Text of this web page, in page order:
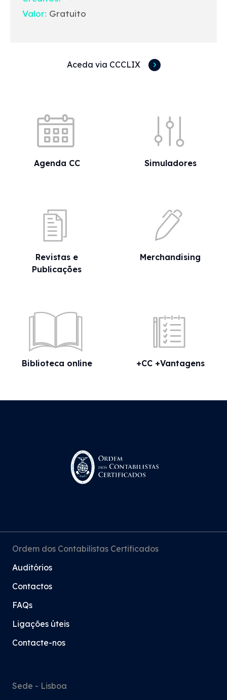
Valor: Gratuito
Aceda via CCCLIX
Agenda CC Simuladores
Revistas e
Publicações
Merchandising
Biblioteca online +CC +Vantagens
Ordem dos Contabilistas Certificados
Auditórios
Contactos
FAQs
Ligações úteis
Contacte-nos
Sede - Lisboa